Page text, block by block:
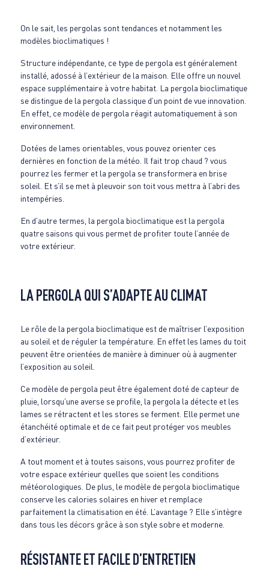
On le sait, les pergolas sont tendances et notamment les
modèles bioclimatiques !
Structure indépendante, ce type de pergola est généralement
installé, adossé à l’extérieur de la maison. Elle offre un nouvel
espace supplémentaire à votre habitat. La pergola bioclimatique
se distingue de la pergola classique d’un point de vue innovation.
En effet, ce modèle de pergola réagit automatiquement à son
environnement.
Dotées de lames orientables, vous pouvez orienter ces
dernières en fonction de la météo. Il fait trop chaud ? vous
pourrez les fermer et la pergola se transformera en brise
soleil. Et s’il se met à pleuvoir son toit vous mettra à l’abri des
intempéries.
En d’autre termes, la pergola bioclimatique est la pergola
quatre saisons qui vous permet de profiter toute l’année de
votre extérieur.
LA PERGOLA QUI S’ADAPTE AU CLIMAT
Le rôle de la pergola bioclimatique est de maîtriser l’exposition
au soleil et de réguler la température. En effet les lames du toit
peuvent être orientées de manière à diminuer où à augmenter
l’exposition au soleil.
Ce modèle de pergola peut être également doté de capteur de
pluie, lorsqu’une averse se profile, la pergola la détecte et les
lames se rétractent et les stores se ferment. Elle permet une
étanchéité optimale et de ce fait peut protéger vos meubles
d’extérieur.
A tout moment et à toutes saisons, vous pourrez profiter de
votre espace extérieur quelles que soient les conditions
météorologiques. De plus, le modèle de pergola bioclimatique
conserve les calories solaires en hiver et remplace
parfaitement la climatisation en été. L’avantage ? Elle s’intègre
dans tous les décors grâce à son style sobre et moderne.
RÉSISTANTE ET FACILE D’ENTRETIEN